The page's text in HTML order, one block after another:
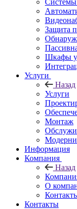
Системы
Защита
Шкафы
Услуги
Назад
Услуги
Монтаж
Информация
Компания
Назад
О
Контакты